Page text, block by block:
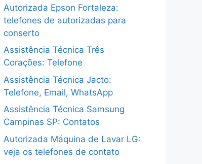
Autorizada Epson Fortaleza:
telefones de autorizadas para
conserto
Assistência Técnica Três
Corações: Telefone
Assistência Técnica Jacto:
Telefone, Email, WhatsApp
Assistência Técnica Samsung
Campinas SP: Contatos
Autorizada Máquina de Lavar LG:
veja os telefones de contato